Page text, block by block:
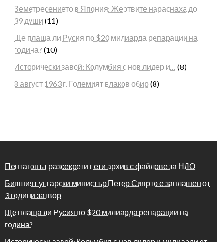
Земетресението в Япония: Жертвите нараснаха до
39 души (11)
Ще плаща ли Русия по $20 милиарда репарации на
година? (10)
Исторически завой: Колумбия с нов лидер и… (8)
8 август 1963 г. Големият влаков обир (8)
Пентагонът разсекрети пети архив с файлове за НЛО
Бившият унгарски министър Петер Сиярто е заплашен от
3 години затвор
Ще плаща ли Русия по $20 милиарда репарации на
година?